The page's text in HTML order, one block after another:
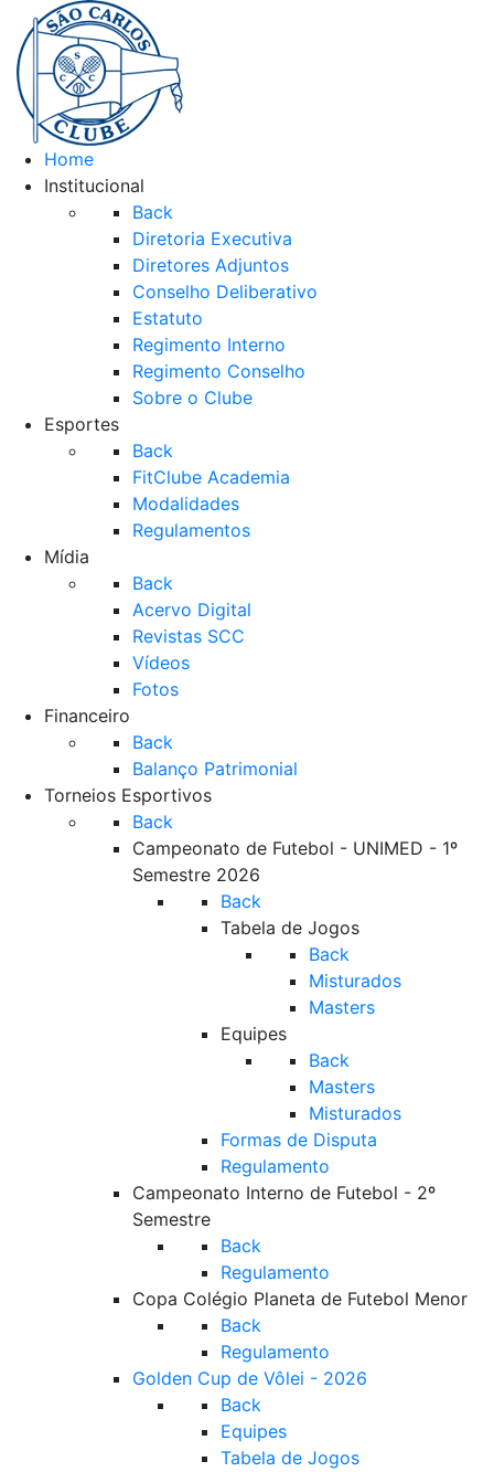
Home
Institucional
Back
Diretoria Executiva
Diretores Adjuntos
Conselho Deliberativo
Estatuto
Regimento Interno
Regimento Conselho
Sobre o Clube
Esportes
Back
FitClube Academia
Modalidades
Regulamentos
Mídia
Back
Acervo Digital
Revistas SCC
Vídeos
Fotos
Financeiro
Back
Balanço Patrimonial
Torneios Esportivos
Back
Campeonato de Futebol - UNIMED - 1º
Semestre 2026
Back
Tabela de Jogos
Back
Misturados
Masters
Equipes
Back
Masters
Misturados
Formas de Disputa
Regulamento
Campeonato Interno de Futebol - 2º
Semestre
Back
Regulamento
Copa Colégio Planeta de Futebol Menor
Back
Regulamento
Golden Cup de Vôlei - 2026
Back
Equipes
Tabela de Jogos